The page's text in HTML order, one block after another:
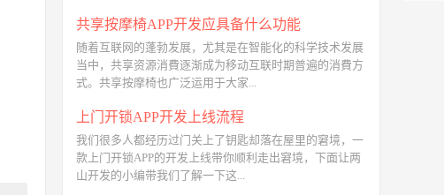
共享按摩椅APP开发应具备什么功能
随着互联网的蓬勃发展，尤其是在智能化的科学技术发展
当中，共享资源消費逐渐成为移动互联时期普遍的消費方
式。共享按摩椅也广泛运用于大家...
上门开锁APP开发上线流程
我们很多人都经历过门关上了钥匙却落在屋里的窘境，一
款上门开锁APP的开发上线带你顺利走出窘境，下面让两
山开发的小编带我们了解一下这...